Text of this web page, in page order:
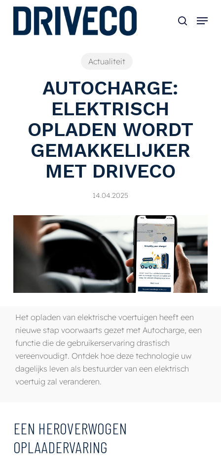
Skip
Actualiteit
AUTOCHARGE:
ELEKTRISCH
OPLADEN WORDT
GEMAKKELIJKER
MET DRIVECO
14.04.2025
Het opladen van elektrische voertuigen heeft een
nieuwe stap voorwaarts gezet met Autocharge, een
functie die de gebruikerservaring drastisch
vereenvoudigt. Ontdek hoe deze technologie uw
dagelijks leven als bestuurder van een elektrisch
voertuig zal veranderen.
EEN HEROVERWOGEN
OPLAADERVARING